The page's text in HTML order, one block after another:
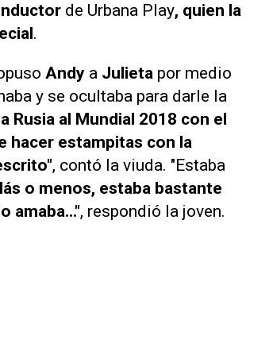
de Urbana Play, quien la
.
Andy a Julieta por medio
y se ocultaba para darle la
Rusia al Mundial 2018 con el
hacer estampitas con la
, contó la viuda. "Estaba
o menos, estaba bastante
amaba...", respondió la joven.